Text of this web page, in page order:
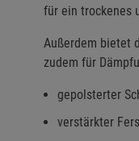
für ein trockenes
Außerdem bietet
zudem für
gepolsterter
verstärkter